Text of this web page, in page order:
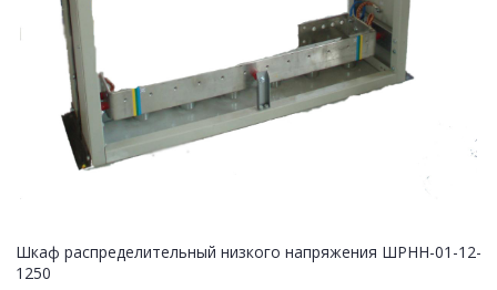
Шкаф распределительный низкого напряжения ШРНН-01-12-
1250